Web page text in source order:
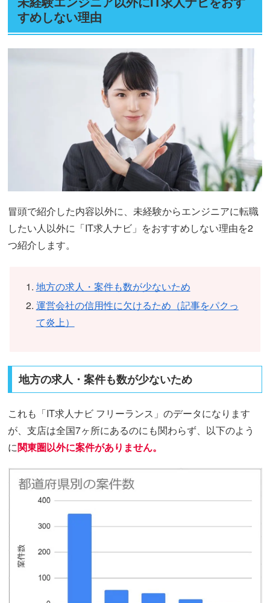
すめしない理由
冒頭で紹介した内容以外に、未経験からエンジニアに転職
したい人以外に「IT求人ナビ」をおすすめしない理由を2
つ紹介します。
地方の求人・案件も数が少ないため
運営会社の信用性に欠けるため（記事をパクっ
て炎上）
地方の求人・案件も数が少ないため
これも「IT求人ナビ フリーランス」のデータになります
が、支店は全国7ヶ所にあるのにも関わらず、以下のよう
に関東圏以外に案件がありません。